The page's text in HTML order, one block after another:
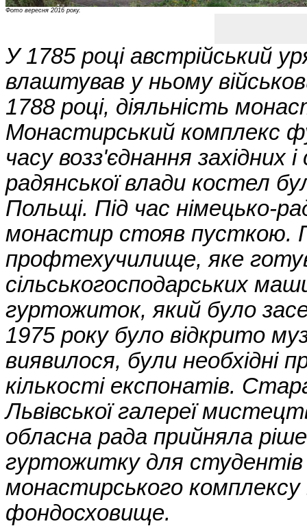
Фото вересня 2016 року.
У 1785 році австрійський
влаштував у ньому
1788 році, діяльність
Монастирський комплекс
часу возз'єднання західних
радянської влади костел
Польщі. Під час німецько-
монастир стояв пусткою.
профтехучилище, яке
сільськогосподарських
гуртожиток, який було
1975 року було відкрито
виявилося, були необхідні
кількості експонатів.
Львівської галереї
обласна рада прийняла
гуртожитку для
монастирського комплексу
фондосховище.